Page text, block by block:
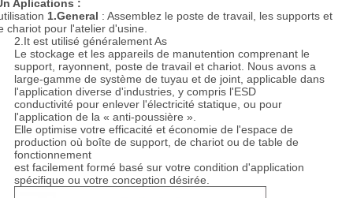
Aplications :
1.General : Assemblez le poste de travail, les supports et
chariot pour l'atelier d'usine.
2.It est utilisé généralement As
Le stockage et les appareils de manutention comprenant le
support, rayonnent, poste de travail et chariot. Nous avons a
large-gamme de système de tuyau et de joint, applicable dans
l'application diverse d'industries, y compris l'ESD
conductivité pour enlever l'électricité statique, ou pour
l'application de la « anti-poussière ».
Elle optimise votre efficacité et économie de l'espace de
production où boîte de support, de chariot ou de table de
fonctionnement
est facilement formé basé sur votre condition d'application
spécifique ou votre conception désirée.